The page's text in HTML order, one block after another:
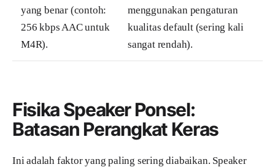
yang benar (contoh:
256 kbps AAC untuk
M4R).
menggunakan pengaturan
kualitas default (sering kali
sangat rendah).
Fisika Speaker Ponsel:
Batasan Perangkat Keras
Ini adalah faktor yang paling sering diabaikan. Speaker